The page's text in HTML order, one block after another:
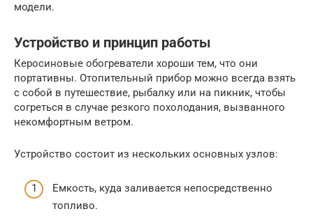
модели.
Устройство и принцип работы
Керосиновые обогреватели хороши тем, что они
портативны. Отопительный прибор можно всегда взять
с собой в путешествие, рыбалку или на пикник, чтобы
согреться в случае резкого похолодания, вызванного
некомфортным ветром.
Устройство состоит из нескольких основных узлов:
Емкость, куда заливается непосредственно
топливо.